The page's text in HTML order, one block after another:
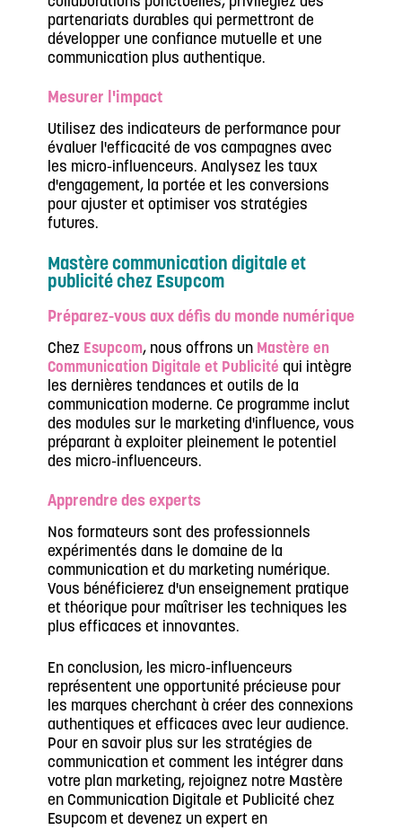
partenariats durables qui permettront de
développer une confiance mutuelle et une
communication plus authentique.
Mesurer l'impact
Utilisez des indicateurs de performance pour
évaluer l'efficacité de vos campagnes avec
les micro-influenceurs. Analysez les taux
d'engagement, la portée et les conversions
pour ajuster et optimiser vos stratégies
futures.
Mastère communication digitale et
publicité chez Esupcom
Préparez-vous aux défis du monde numérique
Chez Esupcom, nous offrons un Mastère en
Communication Digitale et Publicité qui intègre
les dernières tendances et outils de la
communication moderne. Ce programme inclut
des modules sur le marketing d'influence, vous
préparant à exploiter pleinement le potentiel
des micro-influenceurs.
Apprendre des experts
Nos formateurs sont des professionnels
expérimentés dans le domaine de la
communication et du marketing numérique.
Vous bénéficierez d'un enseignement pratique
et théorique pour maîtriser les techniques les
plus efficaces et innovantes.
En conclusion, les micro-influenceurs
représentent une opportunité précieuse pour
les marques cherchant à créer des connexions
authentiques et efficaces avec leur audience.
Pour en savoir plus sur les stratégies de
communication et comment les intégrer dans
votre plan marketing, rejoignez notre Mastère
en Communication Digitale et Publicité chez
Esupcom et devenez un expert en